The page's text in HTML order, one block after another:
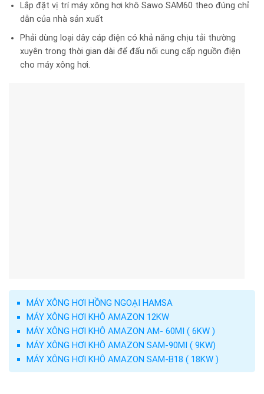
Lắp đặt vị trí máy xông hơi khô Sawo SAM60 theo đúng chỉ
dẫn của nhà sản xuất
Phải dùng loại dây cáp điện có khả năng chịu tải thường
xuyên trong thời gian dài để đấu nối cung cấp nguồn điện
cho máy xông hơi.
MÁY XÔNG HƠI HỒNG NGOẠI HAMSA
MÁY XÔNG HƠI KHÔ AMAZON 12KW
MÁY XÔNG HƠI KHÔ AMAZON AM- 60MI ( 6KW )
MÁY XÔNG HƠI KHÔ AMAZON SAM-90MI ( 9KW)
MÁY XÔNG HƠI KHÔ AMAZON SAM-B18 ( 18KW )